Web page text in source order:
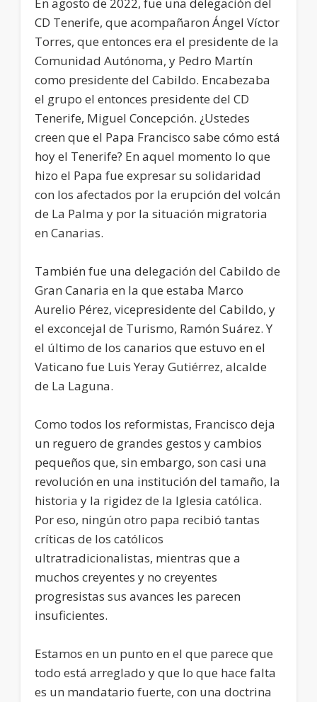
CD Tenerife, que acompañaron Ángel Víctor
Torres, que entonces era el presidente de la
Comunidad Autónoma, y Pedro Martín
como presidente del Cabildo. Encabezaba
el grupo el entonces presidente del CD
Tenerife, Miguel Concepción. ¿Ustedes
creen que el Papa Francisco sabe cómo está
hoy el Tenerife? En aquel momento lo que
hizo el Papa fue expresar su solidaridad
con los afectados por la erupción del volcán
de La Palma y por la situación migratoria
en Canarias.
También fue una delegación del Cabildo de
Gran Canaria en la que estaba Marco
Aurelio Pérez, vicepresidente del Cabildo, y
el exconcejal de Turismo, Ramón Suárez. Y
el último de los canarios que estuvo en el
Vaticano fue Luis Yeray Gutiérrez, alcalde
de La Laguna.
Como todos los reformistas, Francisco deja
un reguero de grandes gestos y cambios
pequeños que, sin embargo, son casi una
revolución en una institución del tamaño, la
historia y la rigidez de la Iglesia católica.
Por eso, ningún otro papa recibió tantas
críticas de los católicos
ultratradicionalistas, mientras que a
muchos creyentes y no creyentes
progresistas sus avances les parecen
insuficientes.
Estamos en un punto en el que parece que
todo está arreglado y que lo que hace falta
es un mandatario fuerte, con una doctrina